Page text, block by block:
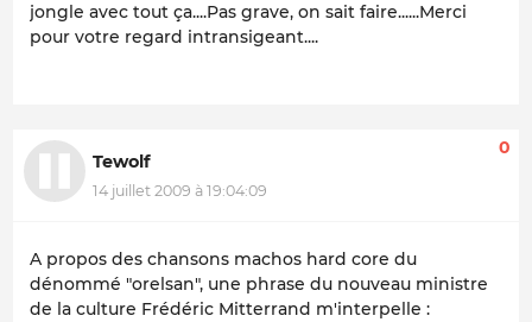
jongle avec tout ça....Pas grave, on sait faire......Merci
pour votre regard intransigeant....
Tewolf
14 juillet 2009 à 19:04:09
0
A propos des chansons machos hard core du
dénommé "orelsan", une phrase du nouveau ministre
de la culture Frédéric Mitterrand m'interpelle :